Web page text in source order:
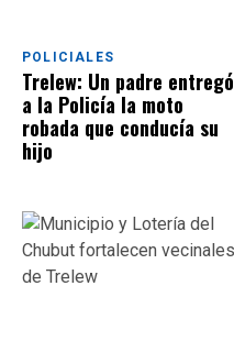
POLICIALES
Trelew: Un padre entregó
a la Policía la moto
robada que conducía su
hijo